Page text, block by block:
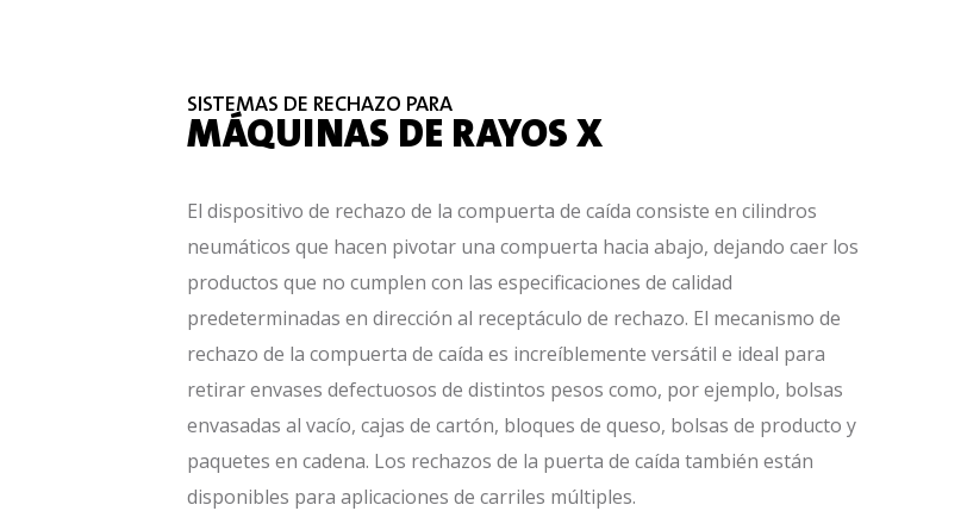
SISTEMAS DE RECHAZO PARA
MÁQUINAS DE RAYOS X
El dispositivo de rechazo de la compuerta de caída consiste en cilindros
neumáticos que hacen pivotar una compuerta hacia abajo, dejando caer los
productos que no cumplen con las especificaciones de calidad
predeterminadas en dirección al receptáculo de rechazo. El mecanismo de
rechazo de la compuerta de caída es increíblemente versátil e ideal para
retirar envases defectuosos de distintos pesos como, por ejemplo, bolsas
envasadas al vacío, cajas de cartón, bloques de queso, bolsas de producto y
paquetes en cadena. Los rechazos de la puerta de caída también están
disponibles para aplicaciones de carriles múltiples.